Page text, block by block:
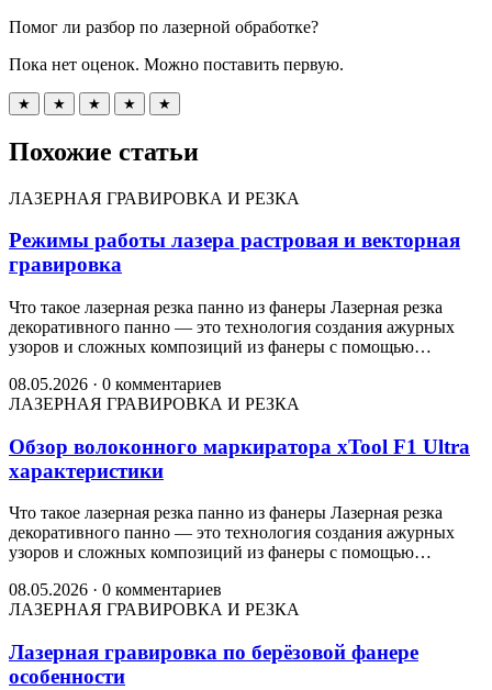
Помог ли разбор по лазерной обработке?
Пока нет оценок. Можно поставить первую.
★ ★ ★ ★ ★
Похожие статьи
ЛАЗЕРНАЯ ГРАВИРОВКА И РЕЗКА
Режимы работы лазера растровая и векторная
гравировка
Что такое лазерная резка панно из фанеры Лазерная резка
декоративного панно — это технология создания ажурных
узоров и сложных композиций из фанеры с помощью…
08.05.2026 · 0 комментариев
ЛАЗЕРНАЯ ГРАВИРОВКА И РЕЗКА
Обзор волоконного маркиратора xTool F1 Ultra
характеристики
Что такое лазерная резка панно из фанеры Лазерная резка
декоративного панно — это технология создания ажурных
узоров и сложных композиций из фанеры с помощью…
08.05.2026 · 0 комментариев
ЛАЗЕРНАЯ ГРАВИРОВКА И РЕЗКА
Лазерная гравировка по берёзовой фанере
особенности